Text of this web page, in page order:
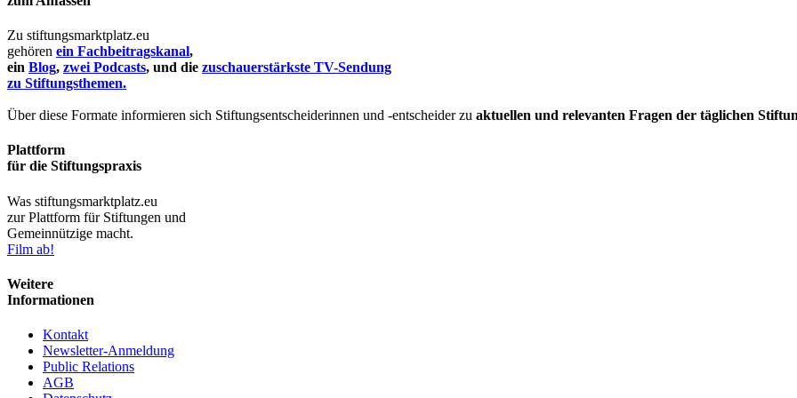
Zu stiftungsmarktplatz.eu
gehören ein Fachbeitragskanal,
ein Blog, zwei Podcasts, und die zuschauerstärkste TV-Sendung
zu Stiftungsthemen.
Über diese Formate informieren sich Stiftungsentscheiderinnen und -entscheider zu aktuellen und relevanten Fragen der täglichen
Plattform
für die Stiftungspraxis
Was stiftungsmarktplatz.eu
zur Plattform für Stiftungen und
Gemeinnützige macht.
Film ab!
Weitere
Informationen
Kontakt
Newsletter-Anmeldung
Public Relations
AGB